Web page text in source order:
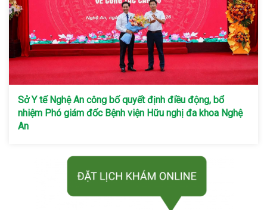
Sở Y tế Nghệ An công bố quyết định điều động, bổ
nhiệm Phó giám đốc Bệnh viện Hữu nghị đa khoa Nghệ
An